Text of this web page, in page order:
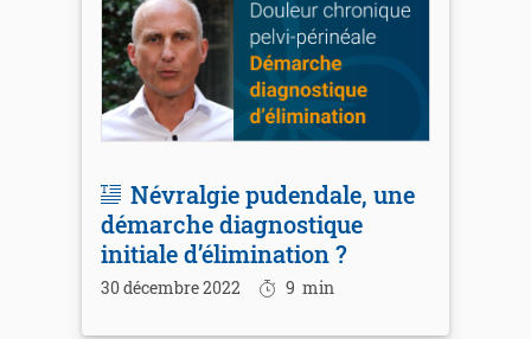
Névralgie pudendale, une
démarche diagnostique
initiale d’élimination ?
30 décembre 2022 9 min